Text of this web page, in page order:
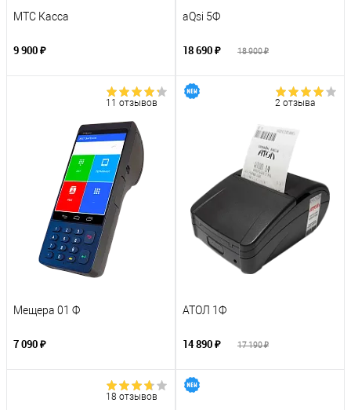
МТС Касса
9 900 ₽
aQsi 5Ф
18 690 ₽ 18 900 ₽
11 отзывов
Мещера 01 Ф
7 090 ₽
2 отзыва
АТОЛ 1Ф
14 890 ₽ 17 190 ₽
18 отзывов